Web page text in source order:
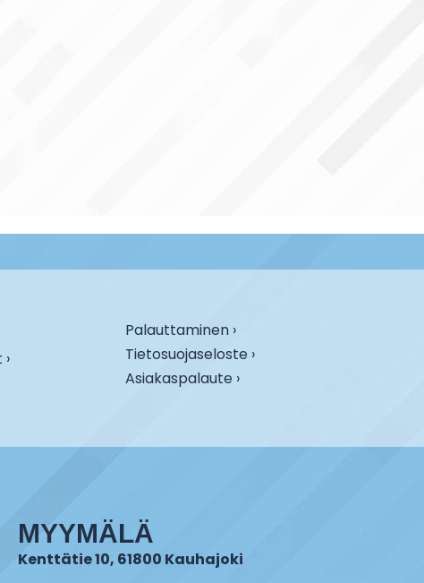
Palauttaminen ›
Tietosuojaseloste ›
Asiakaspalaute ›
MYYMÄLÄ
Kenttätie 10, 61800 Kauhajoki